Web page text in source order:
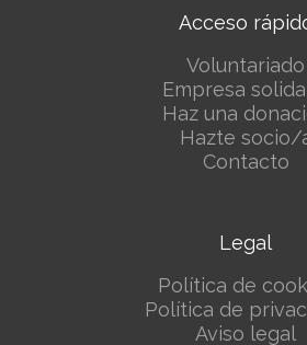
Acceso
Voluntariado
Empresa
Haz una
Hazte socio/
Contacto
Legal
Política de
Política de
Aviso legal